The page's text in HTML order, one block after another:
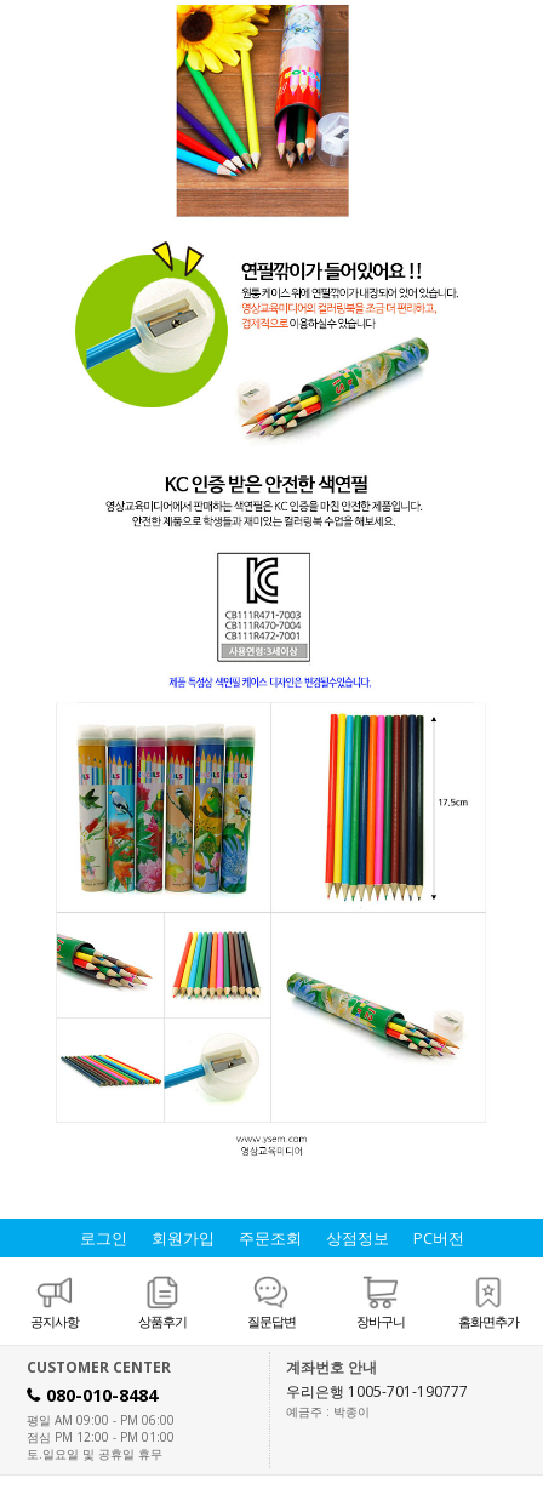
로그인 회원가입 주문조회 상점정보 PC버전
공지사항 상품후기 질문답변 장바구니 홈화면추가
CUSTOMER CENTER
H 080-010-8484
평일 AM 09:00 - PM 06:00
점심 PM 12:00 - PM 01:00
토.일요일 및 공휴일 휴무
계좌번호 안내
우리은행 1005-701-190777
예금주 : 박종이